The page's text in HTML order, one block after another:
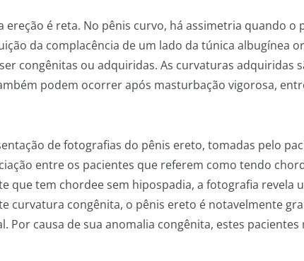
é reta. No pênis curvo, há assimetria quando o
da complacência de um lado da túnica albugínea
congênitas ou adquiridas. As curvaturas adquiridas
podem ocorrer após masturbação vigorosa,
de fotografias do pênis ereto, tomadas pelo
entre os pacientes que referem como tendo
que tem chordee sem hipospadia, a fotografia revela
curvatura congênita, o pênis ereto é notavelmente
causa de sua anomalia congênita, estes